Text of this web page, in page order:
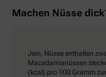
Machen Nüsse
Jein, Nüsse enthalten
Macadamianüssen
(kcal) pro 100 Gramm